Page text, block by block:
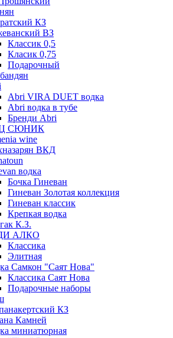
КЗ
ВЗ
Классик 0,5
Класик 0,75
Подарочный
Abri VIRA DUET водка
Abri водка в тубе
Бренди Abri
СЮНИК
wine
ВКД
водка
Бочка Гиневан
Гиневан Золотая коллекция
Гиневан классик
Крепкая водка
К.З.
АЛКО
Классика
Элитная
Самкон "Саят Нова"
Классика Саят Нова
Подарочные наборы
КЗ
Камней
миниатюрная